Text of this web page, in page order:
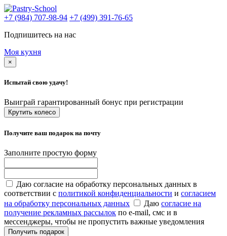
+7 (984) 707-98-94 +7 (499) 391-76-65
Подпишитесь на нас
Моя кухня
×
Испытай свою удачу!
Выиграй гарантированный бонус при регистрации
Крутить колесо
Получите ваш подарок на почту
Заполните простую форму
Даю согласие на обработку персональных данных в
соответствии с политикой конфиденциальности и согласием
на обработку персональных данных
Даю согласие на
получение рекламных рассылок по e-mail, смс и в
мессенджеры, чтобы не пропустить важные уведомления
Получить подарок